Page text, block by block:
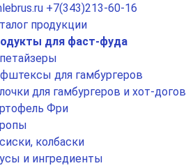
+7(343)213-60-16
продукции
для фаст-фуда
для гамбургеров
для гамбургеров и хот-догов
Фри
колбаски
и ингредиенты